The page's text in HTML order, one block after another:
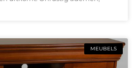
MEUBELS